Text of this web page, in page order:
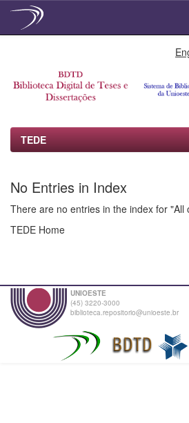
TEDE
No Entries in Index
There are no entries in the index for "All
TEDE Home
UNIOESTE
(45) 3220-3000
biblioteca.repositorio@unioeste.br